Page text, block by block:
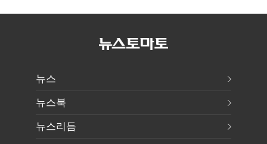
뉴스
뉴스북
뉴스리듬